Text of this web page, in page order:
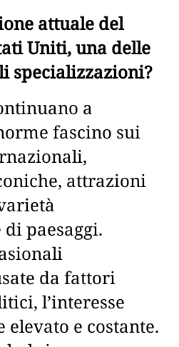
attuale del
Uniti, una delle
specializzazioni?
a
fascino sui
attrazioni
paesaggi.
da fattori
l’interesse
e costante.